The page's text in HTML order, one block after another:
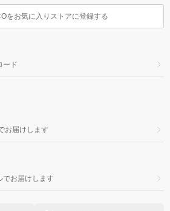
をお気に入りストアに登録する
ード
お届けします
でお届けします